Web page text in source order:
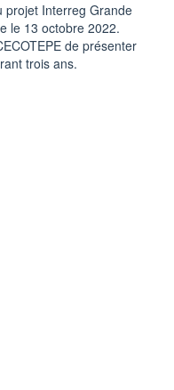
projet Interreg Grande
le 13 octobre 2022.
de présenter
trois ans.